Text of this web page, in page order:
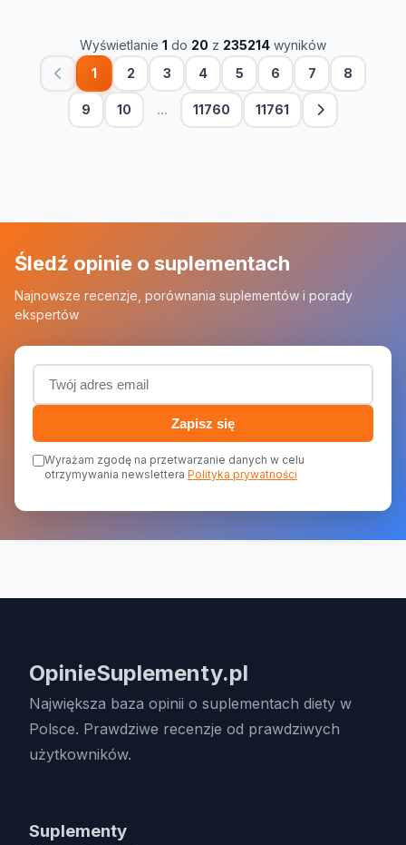
Wyświetlanie 1 do 20 z 235214 wyników
1
2 3 4 5 6 7 8
9 10 ... 11760 11761
Śledź opinie o suplementach
Najnowsze recenzje, porównania suplementów i porady
ekspertów
Adres email (wymagany)
Zapisz się
Wyrażam zgodę na przetwarzanie danych w celu
otrzymywania newslettera Polityka prywatności
OpinieSuplementy.pl
Największa baza opinii o suplementach diety w
Polsce. Prawdziwe recenzje od prawdziwych
użytkowników.
Suplementy